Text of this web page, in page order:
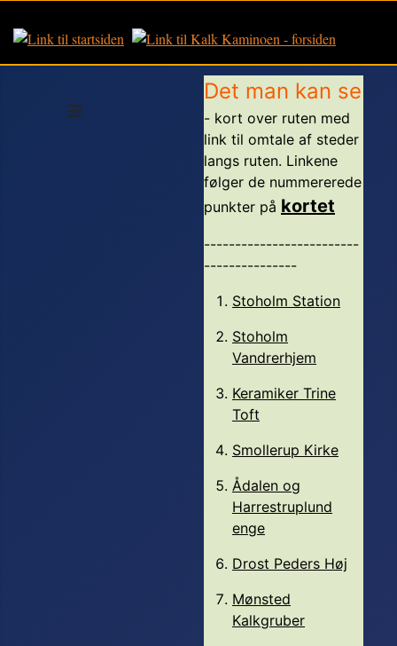
≡
Det man kan se
- kort over ruten med
link til omtale af steder
langs ruten. Linkene
følger de nummererede
punkter på kortet
-------------------------
---------------
Stoholm Station
Stoholm
Vandrerhjem
Keramiker Trine
Toft
Smollerup Kirke
Ådalen og
Harrestruplund
enge
Drost Peders Høj
Mønsted
Kalkgruber